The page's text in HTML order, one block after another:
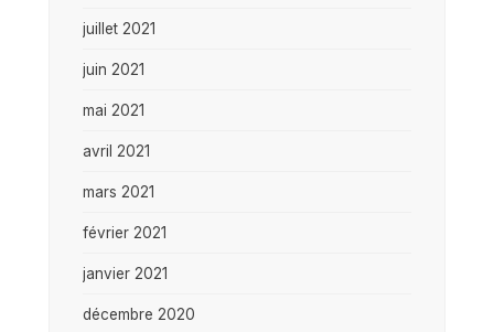
juillet 2021
juin 2021
mai 2021
avril 2021
mars 2021
février 2021
janvier 2021
décembre 2020